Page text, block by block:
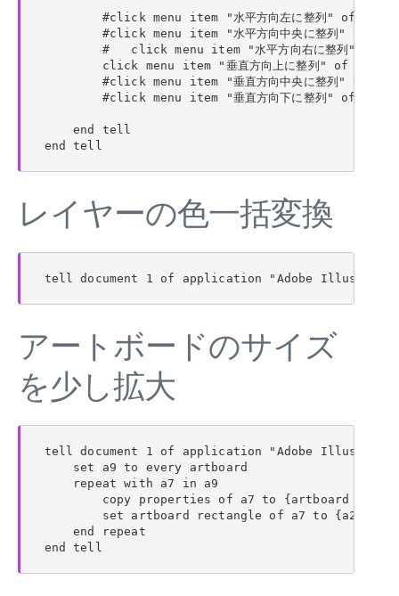
#click menu item "水平方向左に整列" of
#click menu item "水平方向中央に整列" of
#   click menu item "水平方向右に整列" of
click menu item "垂直方向上に整列" of menu
#click menu item "垂直方向中央に整列" of
#click menu item "垂直方向下に整列" of
    end tell
end tell
レイヤーの色一括変換
tell document 1 of application "Adobe
アートボードのサイズ
を少し拡大
tell document 1 of application "Adobe
    set a9 to every artboard
    repeat with a7 in a9
copy properties of a7 to {artboard
set artboard rectangle of a7 to {a2 -
    end repeat
end tell